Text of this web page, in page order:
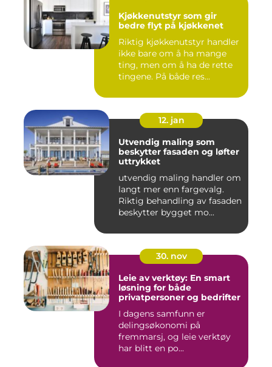
Kjøkkenutstyr som gir
bedre flyt på kjøkkenet
Riktig kjøkkenutstyr handler
ikke bare om å ha mange
ting, men om å ha de rette
tingene. På både res...
12. jan
Utvendig maling som
beskytter fasaden og løfter
uttrykket
utvendig maling handler om
langt mer enn fargevalg.
Riktig behandling av fasaden
beskytter bygget mo...
30. nov
Leie av verktøy: En smart
løsning for både
privatpersoner og bedrifter
I dagens samfunn er
delingsøkonomi på
fremmarsj, og leie verktøy
har blitt en po...